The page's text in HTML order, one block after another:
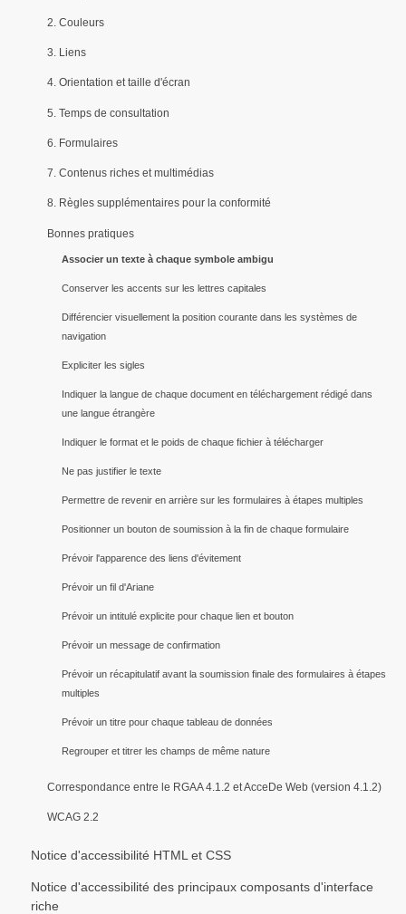
2. Couleurs
3. Liens
4. Orientation et taille d'écran
5. Temps de consultation
6. Formulaires
7. Contenus riches et multimédias
8. Règles supplémentaires pour la conformité
Bonnes pratiques
Associer un texte à chaque symbole ambigu
Conserver les accents sur les lettres capitales
Différencier visuellement la position courante dans les systèmes de
navigation
Expliciter les sigles
Indiquer la langue de chaque document en téléchargement rédigé dans
une langue étrangère
Indiquer le format et le poids de chaque fichier à télécharger
Ne pas justifier le texte
Permettre de revenir en arrière sur les formulaires à étapes multiples
Positionner un bouton de soumission à la fin de chaque formulaire
Prévoir l'apparence des liens d'évitement
Prévoir un fil d'Ariane
Prévoir un intitulé explicite pour chaque lien et bouton
Prévoir un message de confirmation
Prévoir un récapitulatif avant la soumission finale des formulaires à étapes
multiples
Prévoir un titre pour chaque tableau de données
Regrouper et titrer les champs de même nature
Correspondance entre le RGAA 4.1.2 et AcceDe Web (version 4.1.2)
WCAG 2.2
Notice d'accessibilité HTML et CSS
Notice d'accessibilité des principaux composants d'interface
riche